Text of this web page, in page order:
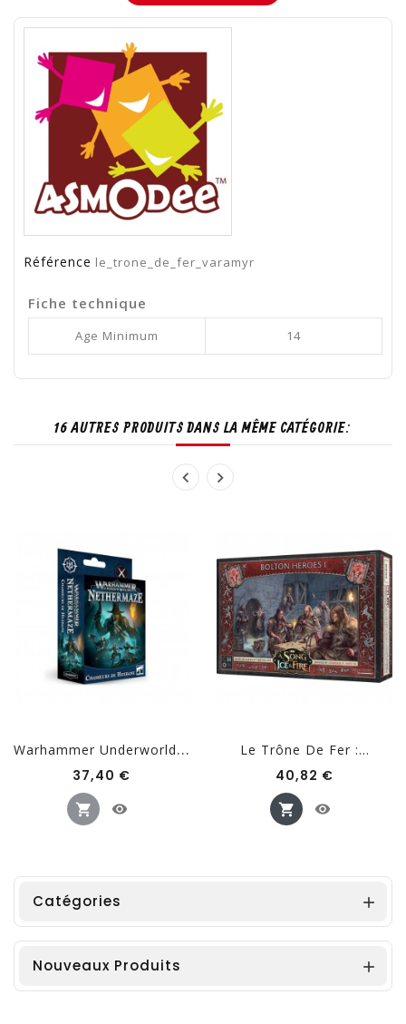
Référence le_trone_de_fer_varamyr
Fiche technique
Age Minimum 14
16 AUTRES PRODUITS DANS LA MÊME CATÉGORIE:
W
Arhammer Underworlds...
37,40 €
Le Trône De Fer :...
40,82 €
Catégories 
Nouveaux Produits 